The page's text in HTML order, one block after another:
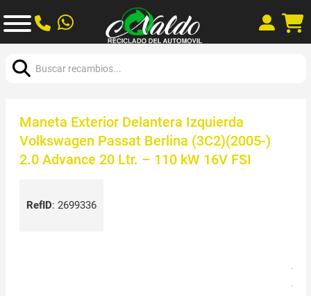
Maneta Exterior Delantera Izquierda
Volkswagen Passat Berlina (3C2)(2005-)
2.0 Advance 20 Ltr. – 110 kW 16V FSI
RefID: 2699336